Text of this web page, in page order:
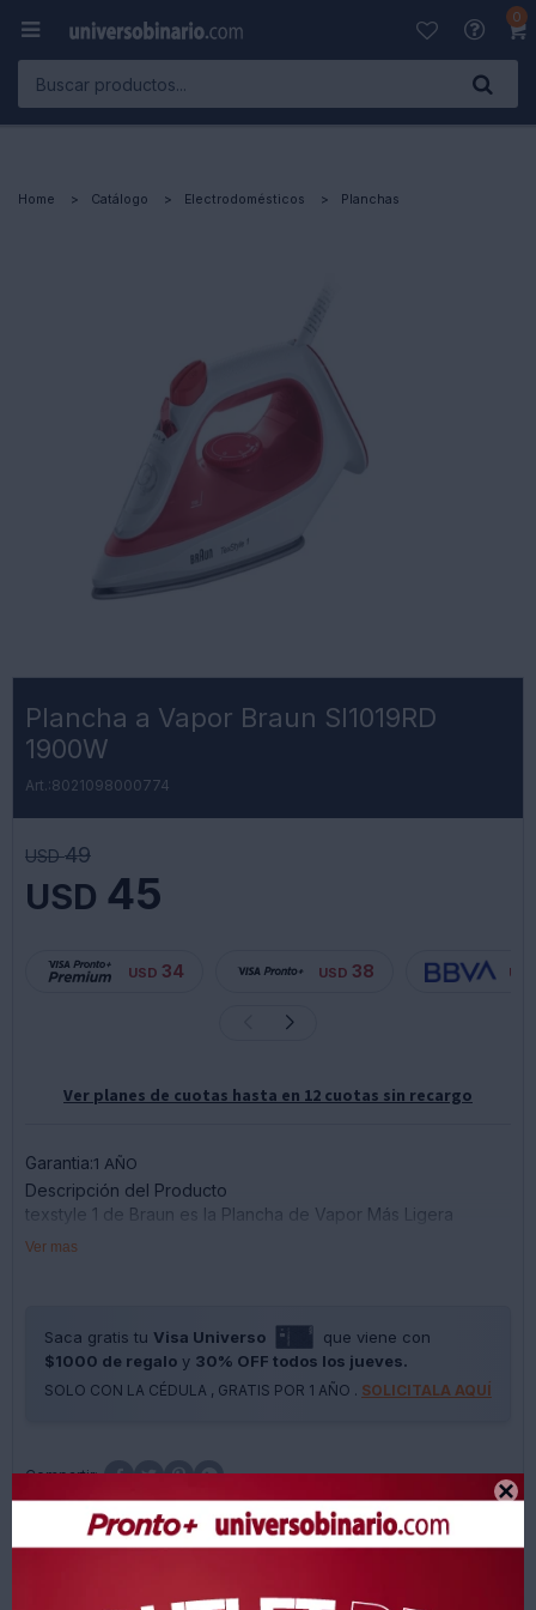

0

Home Catálogo Electrodomésticos Planchas
Plancha a Vapor Braun SI1019RD
1900W
8021098000774
USD 45
USD 49
USD 34 USD 38
Ver planes de cuotas hasta en 12 cuotas sin recargo
Garantia:1 AÑO
Descripción del Producto
texstyle 1 de Braun es la Plancha de Vapor Más Ligera
Diseñada para Realizar un Planchado Sencillo y Rápido.
para Que Planchar Sea un Placer sin Esfuerzo,
Especialmente Cuando se Tiene Mucho Que Planchar
revestimiento Antiadherente de la Suela
para un Deslizamiento Excepcional Sobre Todas las Prendas
Aptas para Planchar
te Permite Eliminar Fácilmente las Arrugas Más Difíciles de las
Ver mas
Saca gratis tu Visa Universo
que viene con
$1000 de regalo y 30% OFF todos los jueves.
SOLO CON LA CÉDULA , GRATIS POR 1 AÑO . SOLICITALA AQUÍ
   
Métodos y costos de envíos